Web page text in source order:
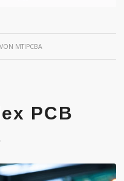
VON MTIPCBA
PCB